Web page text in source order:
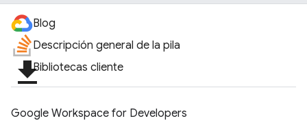
Blog
Descripción general de la pila
file_downloadBibliotecas cliente
Google Workspace for Developers